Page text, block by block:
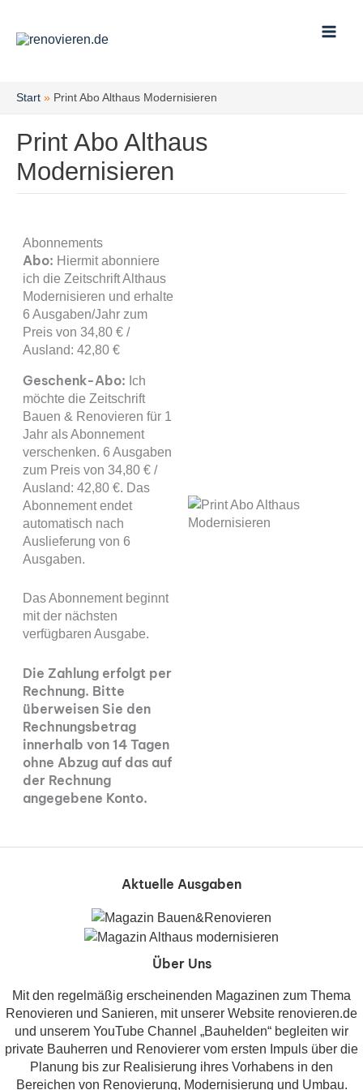
springen
Start Print Abo Althaus Modernisieren
Print Abo Althaus
Modernisieren
Abonnements
Abo: Hiermit abonniere
ich die Zeitschrift Althaus
Modernisieren und erhalte
6 Ausgaben/Jahr zum
Preis von 34,80 € /
Ausland: 42,80 €
Geschenk-Abo: Ich
möchte die Zeitschrift
Bauen & Renovieren für 1
Jahr als Abonnement
verschenken. 6 Ausgaben
zum Preis von 34,80 € /
Ausland: 42,80 €. Das
Abonnement endet
automatisch nach
Auslieferung von 6
Ausgaben.
Das Abonnement beginnt
mit der nächsten
verfügbaren Ausgabe.
Die Zahlung erfolgt per
Rechnung. Bitte
überweisen Sie den
Rechnungsbetrag
innerhalb von 14 Tagen
ohne Abzug auf das auf
der Rechnung
angegebene Konto.
Aktuelle Ausgaben
Über Uns
Mit den regelmäßig erscheinenden Magazinen zum Thema
Renovieren und Sanieren, mit unserer Website renovieren.de
und unserem YouTube Channel „Bauhelden“ begleiten wir
private Bauherren und Renovierer vom ersten Impuls über die
Planung bis zur Realisierung ihres Vorhabens in den
Bereichen von Renovierung, Modernisierung und Umbau.